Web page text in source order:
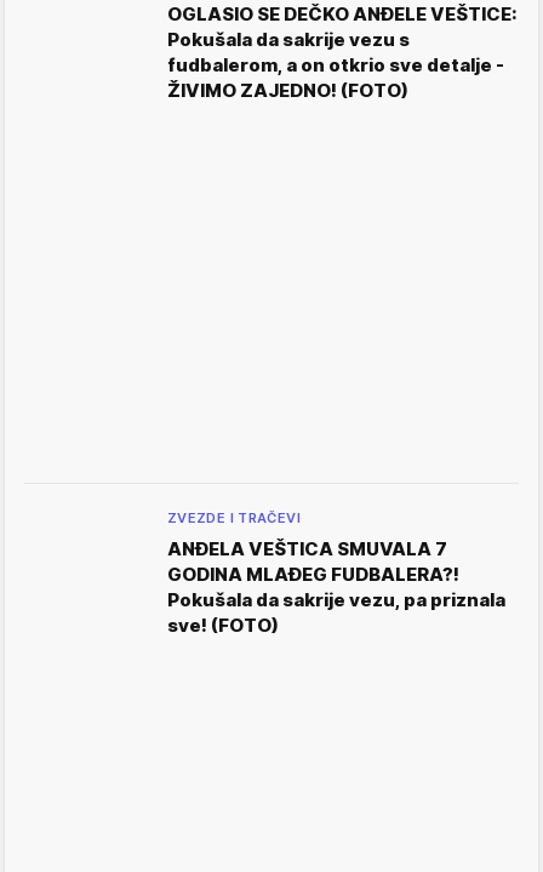
OGLASIO SE DEČKO ANĐELE VEŠTICE:
Pokušala da sakrije vezu s
fudbalerom, a on otkrio sve detalje -
ŽIVIMO ZAJEDNO! (FOTO)
ZVEZDE I TRAČEVI
ANĐELA VEŠTICA SMUVALA 7
GODINA MLAĐEG FUDBALERA?!
Pokušala da sakrije vezu, pa priznala
sve! (FOTO)